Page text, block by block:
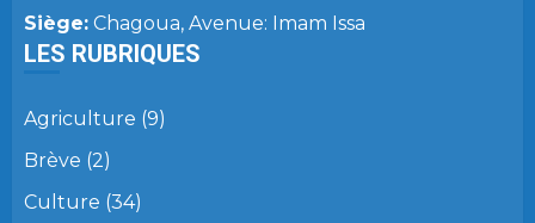
Siège: Chagoua, Avenue: Imam Issa
LES RUBRIQUES
Agriculture (9)
Brève (2)
Culture (34)